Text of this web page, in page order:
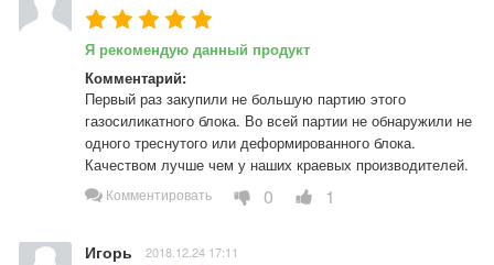
Я рекомендую данный продукт
Комментарий:
Первый раз закупили не большую партию этого
газосиликатного блока. Во всей партии не обнаружили не
одного треснутого или деформированного блока.
Качеством лучше чем у наших краевых производителей.
Комментировать 0 1
Игорь 2018.12.24 17:11